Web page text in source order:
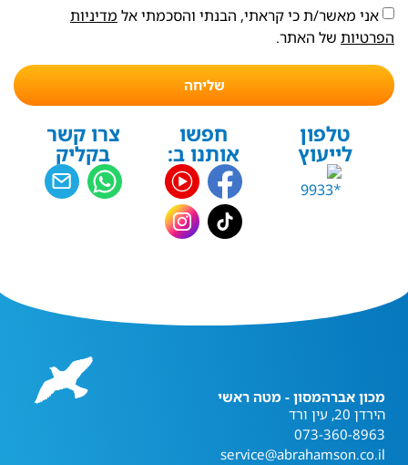
אני מאשר/ת כי קראתי, הבנתי והסכמתי אל מדיניות
הפרטיות של האתר.
שליחה
טלפון
לייעוץ
חפשו
אותנו ב:
צרו קשר
בקליק
מכון אברהמסון - מטה ראשי
הירדן 20, עין ורד
073-360-8963
service@abrahamson.co.il